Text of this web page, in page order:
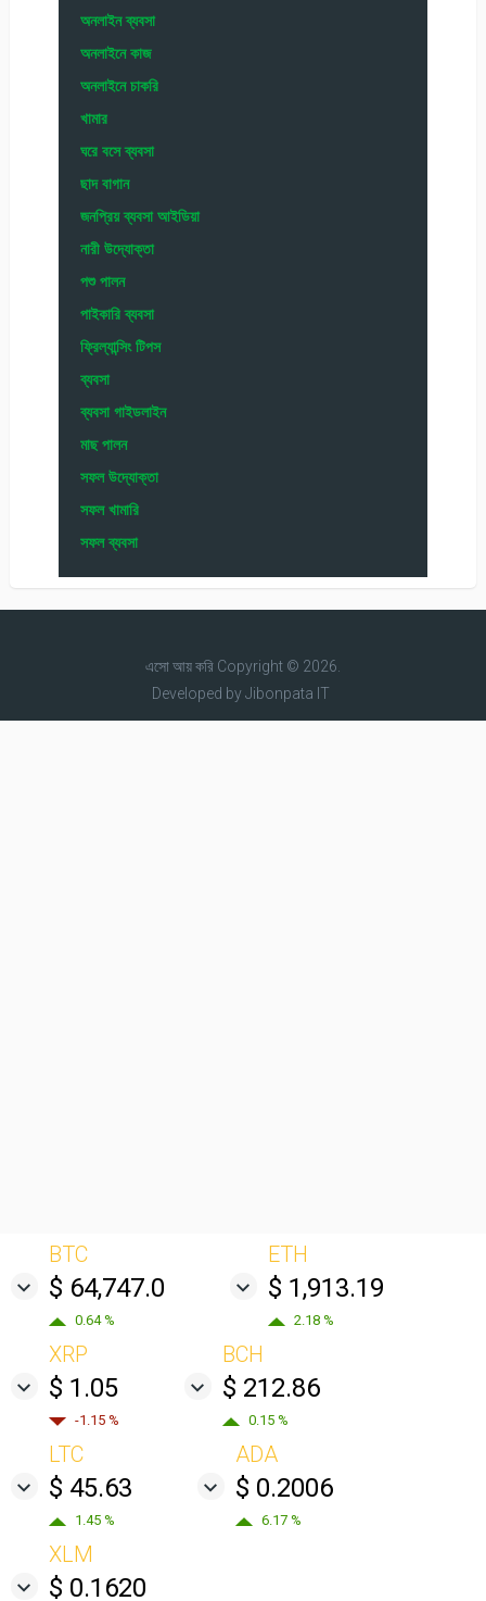
অনলাইন ব্যবসা
অনলাইনে কাজ
অনলাইনে চাকরি
খামার
ঘরে বসে ব্যবসা
ছাদ বাগান
জনপ্রিয় ব্যবসা আইডিয়া
নারী উদ্যোক্তা
পশু পালন
পাইকারি ব্যবসা
ফ্রিল্যান্সিং টিপস
ব্যবসা
ব্যবসা গাইডলাইন
মাছ পালন
সফল উদ্যোক্তা
সফল খামারি
সফল ব্যবসা
এসো আয় করিCopyright © 2026.
Developed byJibonpata IT
BTC
$ 64,747.0
0.64 %
ETH
$ 1,913.19
2.18 %
XRP
$ 1.05
-1.15 %
BCH
$ 212.86
0.15 %
LTC
$ 45.63
1.45 %
ADA
$ 0.2006
6.17 %
XLM
$ 0.1620